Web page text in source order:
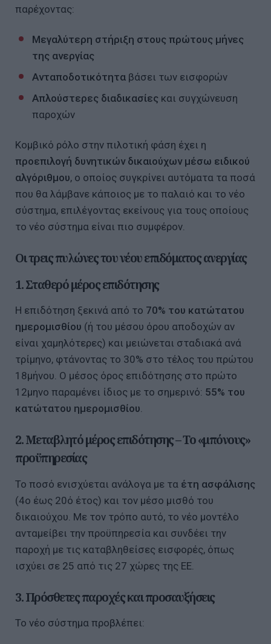
παρέχοντας:
Μεγαλύτερη στήριξη στους πρώτους μήνες
της ανεργίας
Ανταποδοτικότητα βάσει των εισφορών
Απλούστερες διαδικασίες και συγχώνευση
παροχών
Κομβικό ρόλο στην πιλοτική φάση έχει η
προεπιλογή δυνητικών δικαιούχων μέσω ειδικού
αλγόριθμου, ο οποίος συγκρίνει αυτόματα τα ποσά
που θα λάμβανε κάποιος με το παλαιό και το νέο
σύστημα, επιλέγοντας εκείνους για τους οποίους
το νέο σύστημα είναι πιο συμφέρον.
Οι τρεις πυλώνες του νέου επιδόματος ανεργίας
1. Σταθερό μέρος επιδότησης
Η επιδότηση ξεκινά από το 70% του κατώτατου
ημερομισθίου (ή του μέσου όρου αποδοχών αν
είναι χαμηλότερες) και μειώνεται σταδιακά ανά
τρίμηνο, φτάνοντας το 30% στο τέλος του πρώτου
18μήνου. Ο μέσος όρος επιδότησης στο πρώτο
12μηνο παραμένει ίδιος με το σημερινό: 55% του
κατώτατου ημερομισθίου.
2. Μεταβλητό μέρος επιδότησης – Το «μπόνους»
προϋπηρεσίας
Το ποσό ενισχύεται ανάλογα με τα έτη ασφάλισης
(4ο έως 20ό έτος) και τον μέσο μισθό του
δικαιούχου. Με τον τρόπο αυτό, το νέο μοντέλο
ανταμείβει την προϋπηρεσία και συνδέει την
παροχή με τις καταβληθείσες εισφορές, όπως
ισχύει σε 25 από τις 27 χώρες της ΕΕ.
3. Πρόσθετες παροχές και προσαυξήσεις
Το νέο σύστημα προβλέπει: